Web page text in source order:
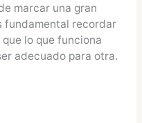
marcar una gran
fundamental recordar
lo que funciona
adecuado para otra.